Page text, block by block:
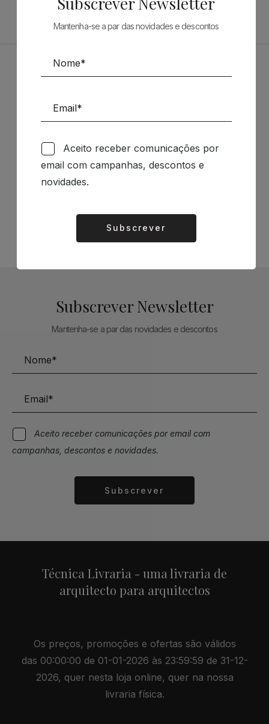
Patrocinadores
Siga-nos nas Redes Sociais
TÉCNICA LIVRARIA »
Subscrever Newsletter
Mantenha-se a par das novidades e descontos
Aceito receber comunicações por email com
campanhas, descontos e novidades.
Subscrever
Técnica Livraria - uma livraria de
arquitecto para arquitectos
Os preços, promoções e ofertas são válidos
das 00:00:00 de 01-01-2026 às 23:59:59 de 31-12-
2026, quer nesta loja online, quer na nossa
livraria física.
Mantenha-se a par das novidades e descontos
Aceito receber comunicações por
email com campanhas, descontos e
novidades.
Subscrever